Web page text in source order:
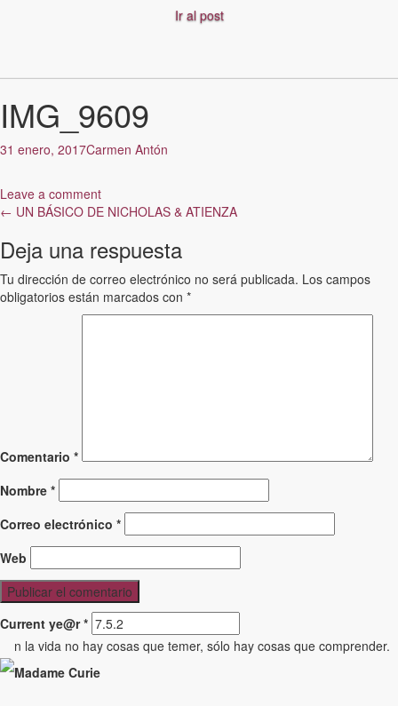
Ir al post
IMG_9609
31 enero, 2017Carmen Antón
Leave a comment
Post
navigation
← UN BÁSICO DE NICHOLAS & ATIENZA
Deja una respuesta
Tu dirección de correo electrónico no será publicada. Los campos
obligatorios están marcados con *
Comentario *
Nombre *
Correo electrónico *
Web
Current ye@r*
n la vida no hay cosas que temer, sólo hay cosas que comprender.
Madame Curie